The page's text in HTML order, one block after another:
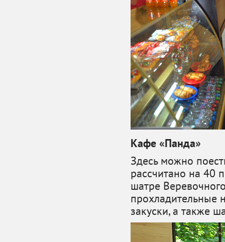
Кафе «Панда»
Здесь можно
рассчитано на 40
шатре
прохладительные
закуски, а также